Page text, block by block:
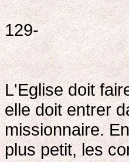
129-
L'Eglise doit
elle doit entrer
missionnaire.
plus petit, les